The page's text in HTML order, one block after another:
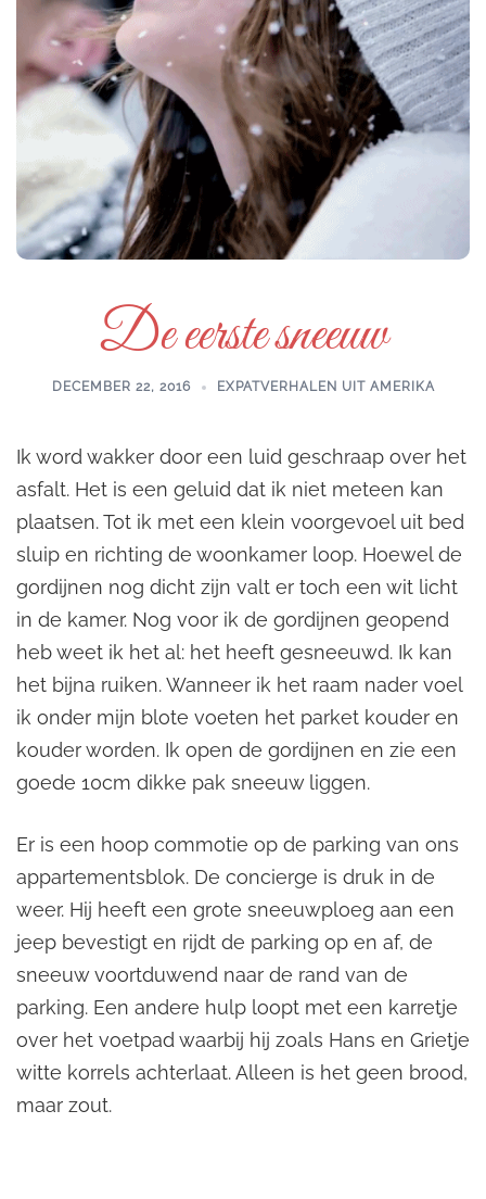
De eerste sneeuw
DECEMBER 22, 2016 EXPATVERHALEN UIT AMERIKA
Ik word wakker door een luid geschraap over het
asfalt. Het is een geluid dat ik niet meteen kan
plaatsen. Tot ik met een klein voorgevoel uit bed
sluip en richting de woonkamer loop. Hoewel de
gordijnen nog dicht zijn valt er toch een wit licht
in de kamer. Nog voor ik de gordijnen geopend
heb weet ik het al: het heeft gesneeuwd. Ik kan
het bijna ruiken. Wanneer ik het raam nader voel
ik onder mijn blote voeten het parket kouder en
kouder worden. Ik open de gordijnen en zie een
goede 10cm dikke pak sneeuw liggen.
Er is een hoop commotie op de parking van ons
appartementsblok. De concierge is druk in de
weer. Hij heeft een grote sneeuwploeg aan een
jeep bevestigt en rijdt de parking op en af, de
sneeuw voortduwend naar de rand van de
parking. Een andere hulp loopt met een karretje
over het voetpad waarbij hij zoals Hans en Grietje
witte korrels achterlaat. Alleen is het geen brood,
maar zout.